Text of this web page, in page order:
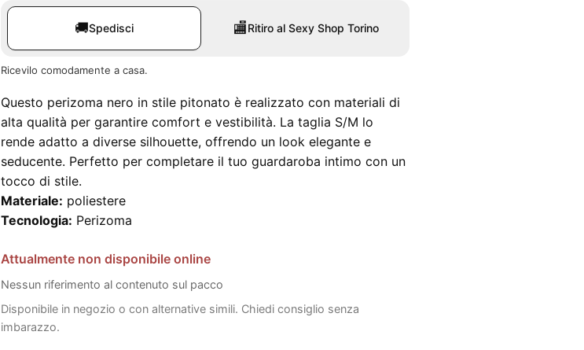
🚚Spedisci 🏬Ritiro al Sexy Shop Torino
Ricevilo comodamente a casa.
Questo perizoma nero in stile pitonato è realizzato con materiali di
alta qualità per garantire comfort e vestibilità. La taglia S/M lo
rende adatto a diverse silhouette, offrendo un look elegante e
seducente. Perfetto per completare il tuo guardaroba intimo con un
tocco di stile.
Materiale: poliestere
Tecnologia: Perizoma
Attualmente non disponibile online
Nessun riferimento al contenuto sul pacco
Disponibile in negozio o con alternative simili. Chiedi consiglio senza
imbarazzo.